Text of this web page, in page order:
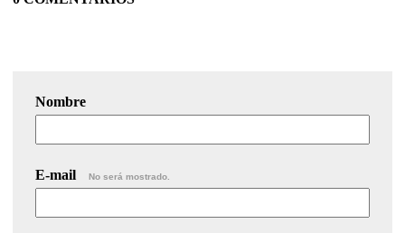
Nombre
E-mail No será mostrado.